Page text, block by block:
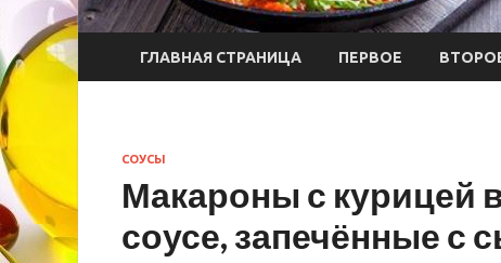
ГЛАВНАЯ СТРАНИЦА ПЕРВОЕ
СОУСЫ
Макароны с курицей
соусе, запечённые с